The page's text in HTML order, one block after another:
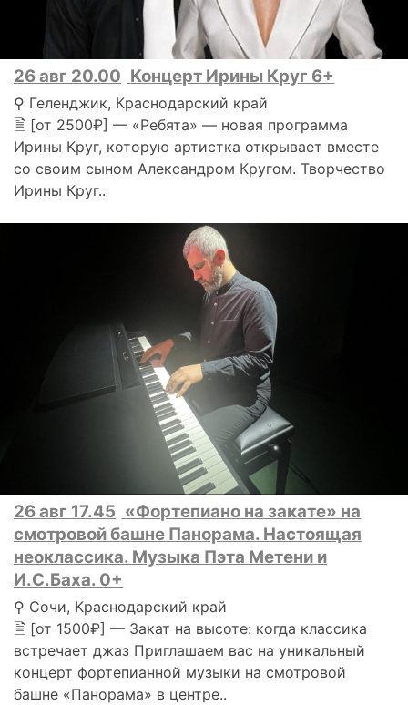
26 авг 20.00 Концерт Ирины Круг 6+
⚲ Геленджик, Краснодарский край
🗎 [от 2500₽] — «Ребята» — новая программа
Ирины Круг, которую артистка открывает вместе
со своим сыном Александром Кругом. Творчество
Ирины Круг..
26 авг 17.45 «Фортепиано на закате» на
смотровой башне Панорама. Настоящая
неоклассика. Музыка Пэта Метени и
И.С.Баха. 0+
⚲ Сочи, Краснодарский край
🗎 [от 1500₽] — Закат на высоте: когда классика
встречает джаз Приглашаем вас на уникальный
концерт фортепианной музыки на смотровой
башне «Панорама» в центре..